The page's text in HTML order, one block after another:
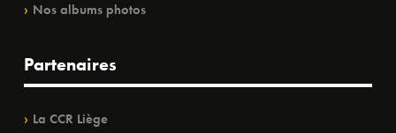
Nos albums photos
Partenaires
La CCR Liège